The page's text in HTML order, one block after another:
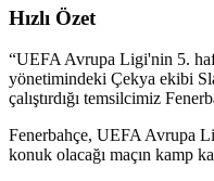
Hızlı Özet
“UEFA Avrupa Ligi'nin 5.
yönetimindeki Çekya ekibi
çalıştırdığı temsilcimiz
Fenerbahçe, UEFA Avrupa
konuk olacağı maçın kamp